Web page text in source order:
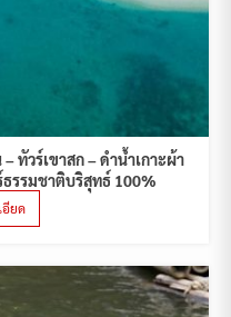
ทัวร์เขาสก – ดำน้ำเกาะผ้า
ธรรมชาติบริสุทธ์ 100%
อียด